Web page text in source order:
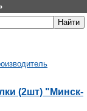
(2шт) "Минск-